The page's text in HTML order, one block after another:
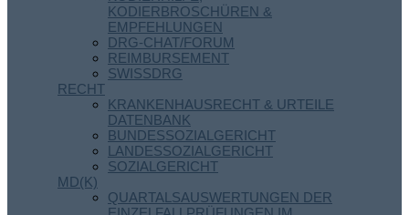
KODIERBROSCHÜREN &
EMPFEHLUNGEN
DRG-CHAT/FORUM
REIMBURSEMENT
SWISSDRG
RECHT
KRANKENHAUSRECHT & URTEILE
DATENBANK
BUNDESSOZIALGERICHT
LANDESSOZIALGERICHT
SOZIALGERICHT
MD(K)
QUARTALSAUSWERTUNGEN DER